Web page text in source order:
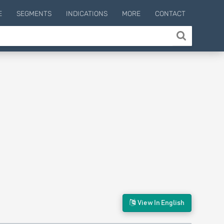
SEGMENTS INDICATIONS MORE CONTACT
View In English